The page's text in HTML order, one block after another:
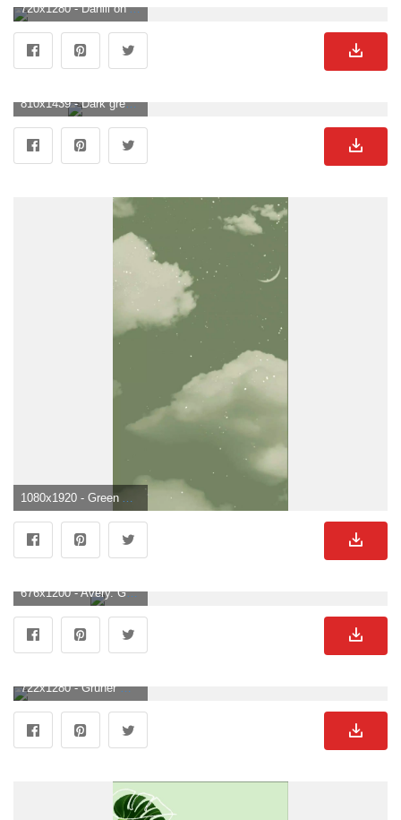
720x1280 - Daniii on Aesthetic Wallpaper. iPhone wallpaper green, Aesthetic iphone wallpaper, iPhone wallpaper vintage. Grüner Hintergrundbild.
810x1439 - Dark greeeeen. Grüner Hintergrundbild für Handy.
676x1200 - Avery. Grüner Hintergrund .
722x1280 - Grüner Minimalistischer Hintergrundbilder. Grüner Hintergrundbild für Handy.